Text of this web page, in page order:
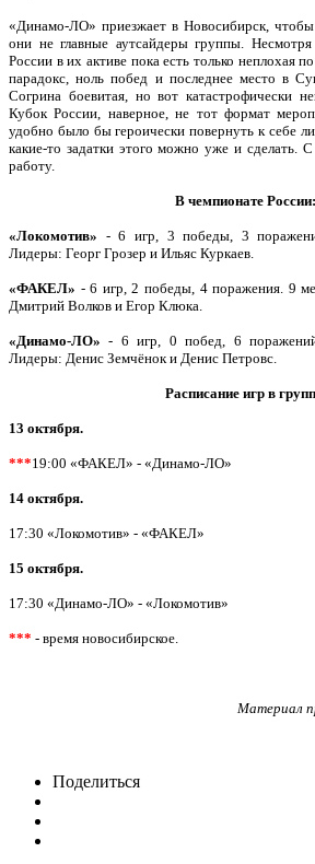
«Динамо-ЛО» приезжает в Новосибирск, чтобы
они не главные аутсайдеры группы.
России в их активе пока есть только неплохая
парадокс, ноль побед и последнее место в
Согрина боевитая, но вот катастрофически
Кубок России, наверное, не тот формат
удобно было бы героически повернуть к себе
какие-то задатки этого можно уже и сделать.
работу.
В чемпионате России:
«Локомотив» - 6 игр, 3 победы, 3
Лидеры: Георг Грозер и Ильяс Куркаев.
«ФАКЕЛ» - 6 игр, 2 победы, 4 поражения. 9
Дмитрий Волков и Егор Клюка.
«Динамо-ЛО» - 6 игр, 0 побед, 6
Лидеры: Денис Земчёнок и Денис Петровс.
Расписание игр в
13 октября.
***19:00 «ФАКЕЛ» - «Динамо-ЛО»
14 октября.
17:30 «Локомотив» - «ФАКЕЛ»
15 октября.
17:30 «Динамо-ЛО» - «Локомотив»
*** - время новосибирское.
Материал
Поделиться